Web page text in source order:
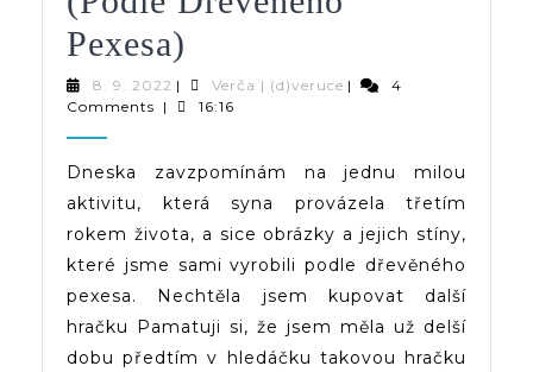
Pexesa)
A
Stíny
(podle
Dřevěného
Pexesa)
8. 9. 2022 8.
9.
| Verča | (d)veruceVerča
|
4
Comments | 16:16
Dneska zavzpomínám na jednu milou
aktivitu, která syna provázela třetím
rokem života, a sice obrázky a jejich stíny,
které jsme sami vyrobili podle dřevěného
pexesa. Nechtěla jsem kupovat další
hračku Pamatuji si, že jsem měla už delší
dobu předtím v hledáčku takovou hračku